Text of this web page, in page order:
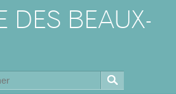
DES BEAUX-